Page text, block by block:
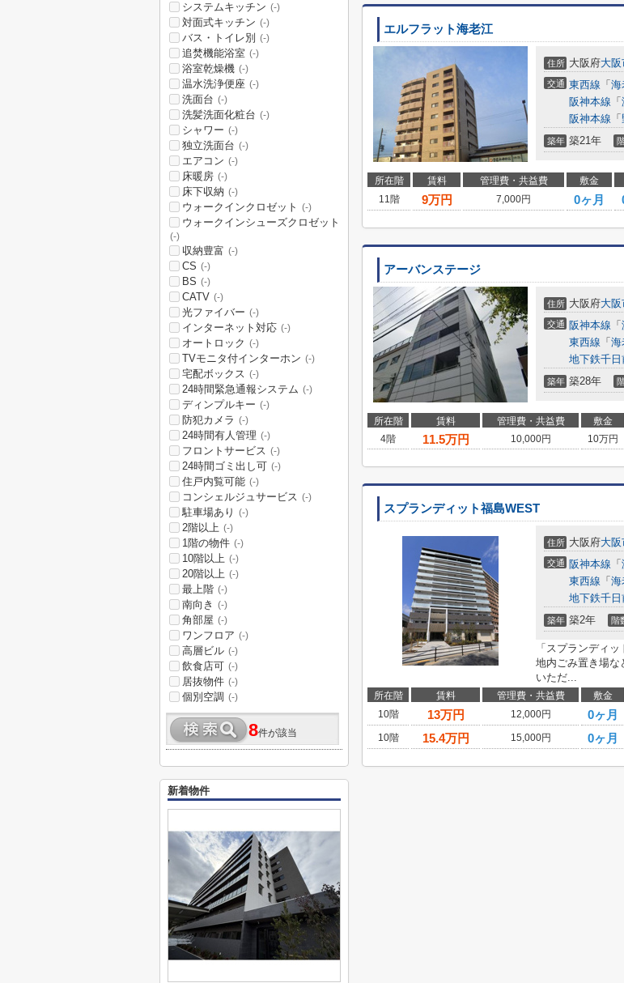
エルフラット海老江
住所 大阪府大
交通 東西線 「 海
阪神本線 「
阪神本線 「
築年 築21年
所在階 賃料 管理費・共益費 敷金
11階
9万円 7,000円 0ヶ月
アーバンステージ
住所 大阪府大
交通 阪神本線 「
東西線 「 海
地下鉄千日
築年 築28年
所在階 賃料 管理費・共益費 敷金
4階
11.5万円 10,000円 10万円
スプランディット福島WEST
住所 大阪府大
交通 阪神本線 「
東西線 「 海
地下鉄千日
築年 築2年 階
「スプランディ
地内ごみ置き場な
いただ...
所在階 賃料 管理費・共益費 敷金
10階
13万円 12,000円 0ヶ月
10階
15.4万円 15,000円 0ヶ月
システムキッチン (-)
対面式キッチン (-)
バス・トイレ別 (-)
追焚機能浴室 (-)
浴室乾燥機 (-)
温水洗浄便座 (-)
洗面台 (-)
洗髪洗面化粧台 (-)
シャワー (-)
独立洗面台 (-)
エアコン (-)
床暖房 (-)
床下収納 (-)
ウォークインクロゼット (-)
ウォークインシューズクロゼット
(-)
収納豊富 (-)
CS (-)
BS (-)
CATV (-)
光ファイバー (-)
インターネット対応 (-)
オートロック (-)
TVモニタ付インターホン (-)
宅配ボックス (-)
24時間緊急通報システム (-)
ディンプルキー (-)
防犯カメラ (-)
24時間有人管理 (-)
フロントサービス (-)
24時間ゴミ出し可 (-)
住戸内覧可能 (-)
コンシェルジュサービス (-)
駐車場あり (-)
2階以上 (-)
1階の物件 (-)
10階以上 (-)
20階以上 (-)
最上階 (-)
南向き (-)
角部屋 (-)
ワンフロア (-)
高層ビル (-)
飲食店可 (-)
居抜物件 (-)
個別空調 (-)
8件が該当
新着物件